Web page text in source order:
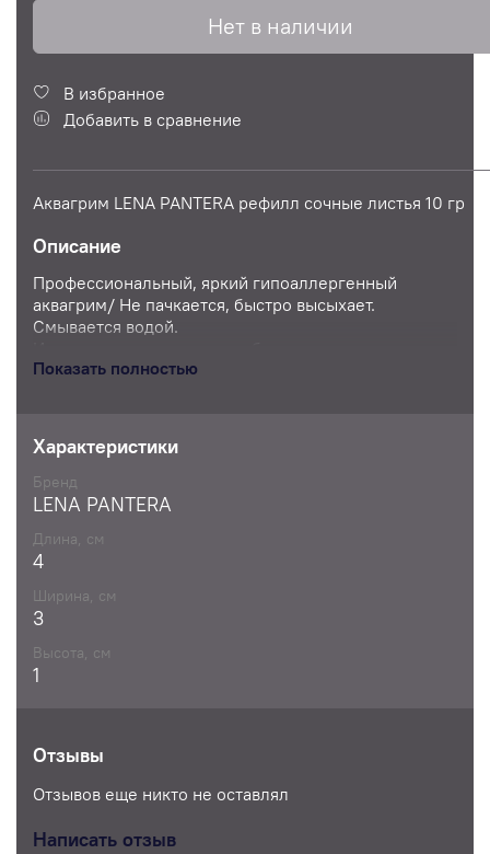
Нет в наличии
В избранное
Добавить в сравнение
Аквагрим LENA PANTERA рефилл сочные листья 10 гр
Описание
Профессиональный, яркий гипоаллергенный
аквагрим/ Не пачкается, быстро высыхает.
Смывается водой.
несколькими цветами в один мазок. Рекомендуется
Показать полностью
Характеристики
Бренд
LENA PANTERA
Длина, см
4
Ширина, см
3
Высота, см
1
Отзывы
Отзывов еще никто не оставлял
Написать отзыв